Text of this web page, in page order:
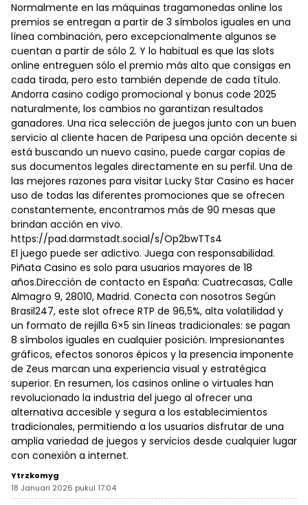
Normalmente en las máquinas tragamonedas online los
premios se entregan a partir de 3 símbolos iguales en una
línea combinación, pero excepcionalmente algunos se
cuentan a partir de sólo 2. Y lo habitual es que las slots
online entreguen sólo el premio más alto que consigas en
cada tirada, pero esto también depende de cada título.
Andorra casino codigo promocional y bonus code 2025
naturalmente, los cambios no garantizan resultados
ganadores. Una rica selección de juegos junto con un buen
servicio al cliente hacen de Paripesa una opción decente si
está buscando un nuevo casino, puede cargar copias de
sus documentos legales directamente en su perfil. Una de
las mejores razones para visitar Lucky Star Casino es hacer
uso de todas las diferentes promociones que se ofrecen
constantemente, encontramos más de 90 mesas que
brindan acción en vivo.
https://pad.darmstadt.social/s/Op2bwTTs4
El juego puede ser adictivo. Juega con responsabilidad.
Piñata Casino es solo para usuarios mayores de 18
años.Dirección de contacto en España: Cuatrecasas, Calle
Almagro 9, 28010, Madrid. Conecta con nosotros Según
Brasil247, este slot ofrece RTP de 96,5%, alta volatilidad y
un formato de rejilla 6×5 sin líneas tradicionales: se pagan
8 símbolos iguales en cualquier posición. Impresionantes
gráficos, efectos sonoros épicos y la presencia imponente
de Zeus marcan una experiencia visual y estratégica
superior. En resumen, los casinos online o virtuales han
revolucionado la industria del juego al ofrecer una
alternativa accesible y segura a los establecimientos
tradicionales, permitiendo a los usuarios disfrutar de una
amplia variedad de juegos y servicios desde cualquier lugar
con conexión a internet.
Ytrzkomyg
18 Januari 2026 pukul 17:04